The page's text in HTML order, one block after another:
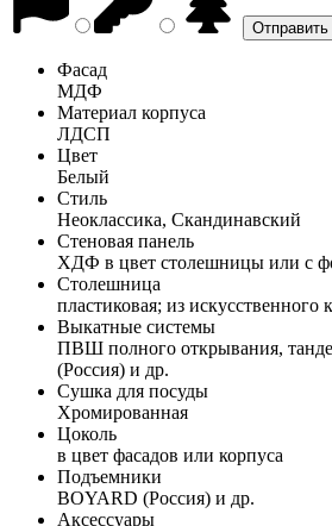
Фасад
МДФ
Материал корпуса
ЛДСП
Цвет
Белый
Стиль
Неоклассика, Скандинавский
Стеновая панель
ХДФ в цвет столешницы или с
Столешница
пластиковая; из искусственного
Выкатные системы
ПВШ полного открывания,
(Россия) и др.
Сушка для посуды
Хромированная
Цоколь
в цвет фасадов или корпуса
Подъемники
BOYARD (Россия) и др.
Аксессуары